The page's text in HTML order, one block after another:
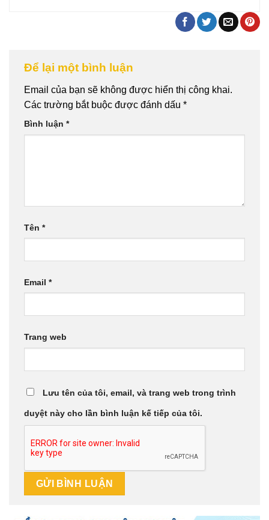
Để lại một bình luận
Email của bạn sẽ không được hiển thị công khai.
Các trường bắt buộc được đánh dấu *
Bình luận *
Tên *
Email *
Trang web
Lưu tên của tôi, email, và trang web trong trình
duyệt này cho lần bình luận kế tiếp của tôi.